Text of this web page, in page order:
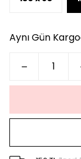
Aynı Gün